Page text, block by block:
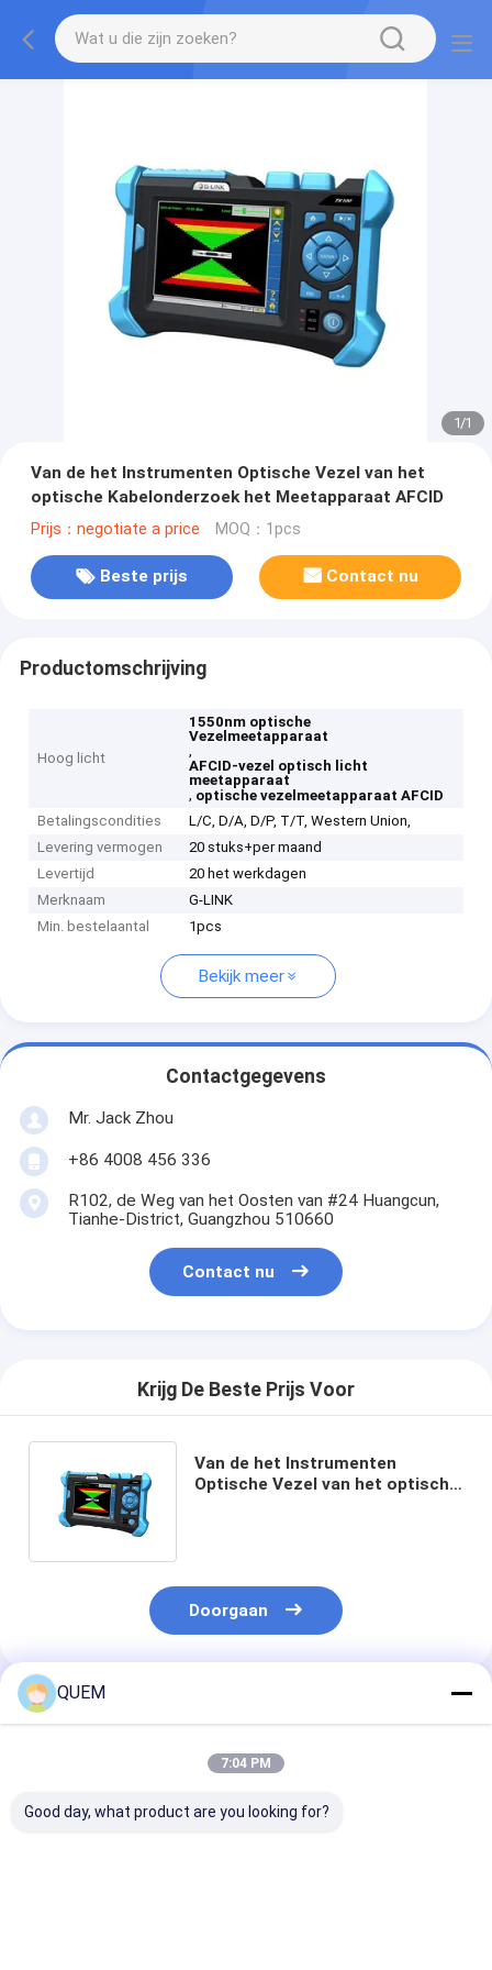
1/1
Van de het Instrumenten Optische Vezel van het
optische Kabelonderzoek het Meetapparaat AFCID
Prijs：negotiate a price MOQ：1pcs
Beste prijs Contact nu
Productomschrijving
Hoog licht
1550nm optische
Vezelmeetapparaat
,
AFCID-vezel optisch licht
meetapparaat
, optische vezelmeetapparaat AFCID
Betalingscondities
L/C, D/A, D/P, T/T, Western Union,
Levering vermogen
20 stuks+per maand
Levertijd
20 het werkdagen
Merknaam
G-LINK
Min. bestelaantal
1pcs
Bekijk meer
Contactgegevens
Mr. Jack Zhou
+86 4008 456 336
R102, de Weg van het Oosten van #24 Huangcun,
Tianhe-District, Guangzhou 510660
Contact nu
Krijg De Beste Prijs Voor
Van de het Instrumenten
Optische Vezel van het optische
Doorgaan
Geadviseerde Producten
QUEM
7:04 PM
Good day, what product are you looking for?